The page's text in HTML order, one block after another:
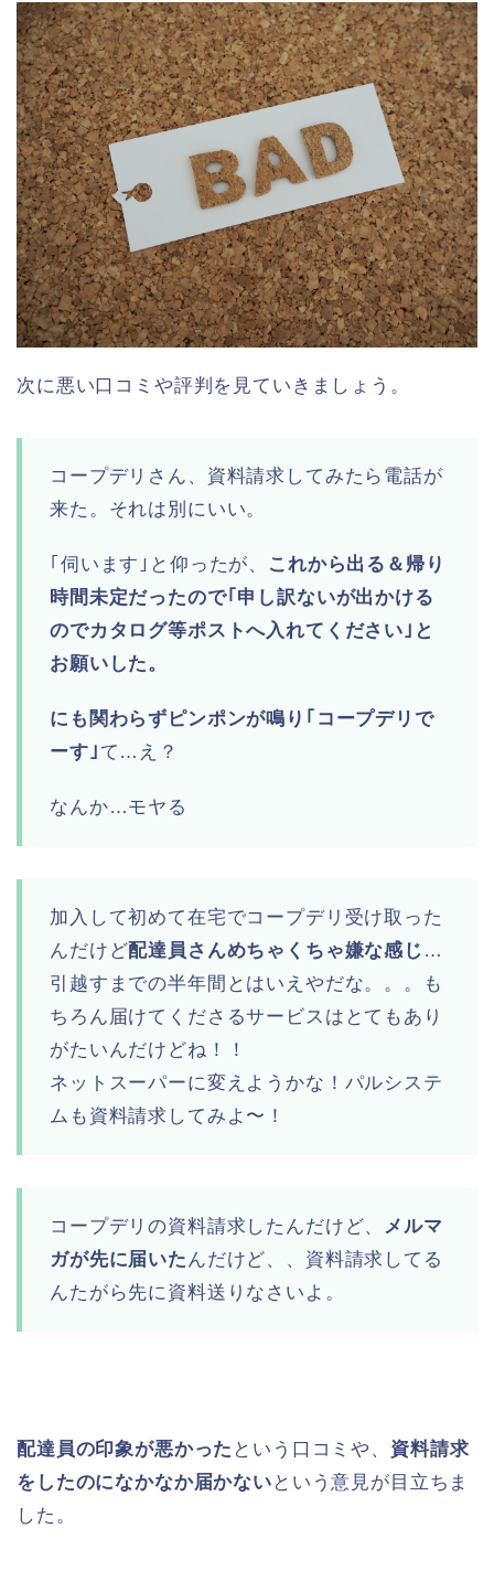
次に悪い口コミや評判を見ていきましょう。
コープデリさん、資料請求してみたら電話が
来た。それは別にいい。
｢伺います｣と仰ったが、
これから出る＆帰り
時間未定だったので｢申し訳ないが出かける
のでカタログ等ポストへ入れてください｣と
お願いした。
にも関わらずピンポンが鳴り｢コープデリで
ーす｣ て…え？
なんか…モヤる
加入して初めて在宅でコープデリ受け取った
んだけど配達員さんめちゃくちゃ嫌な感じ …
引越すまでの半年間とはいえやだな。。。も
ちろん届けてくださるサービスはとてもあり
がたいんだけどね！！
ネットスーパーに変えようかな！パルシステ
ムも資料請求してみよ〜！
コープデリの資料請求したんだけど、 メルマ
ガが先に届いたんだけど、、資料請求してる
んたがら先に資料送りなさいよ。
配達員の印象が悪かった という口コミや、 資料請求
をしたのになかなか届かない という意見が目立ちま
した。